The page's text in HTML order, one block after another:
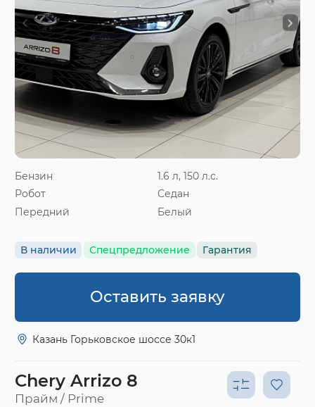
Бензин
1.6 л, 150 л.с.
Робот
Седан
Передний
Белый
В наличии Спецпредложение Гарантия
Оставить заявку
Казань Горьковское шоссе 30к1
Chery Arrizo 8
Прайм / Prime